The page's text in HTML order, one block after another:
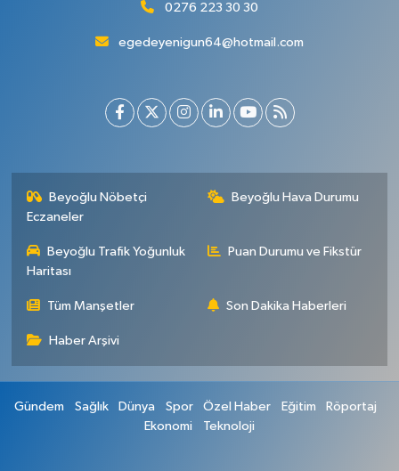
0276 223 30 30
egedeyenigun64@hotmail.com
Beyoğlu Nöbetçi
Eczaneler
Beyoğlu Hava Durumu
Beyoğlu Trafik Yoğunluk
Haritası
Puan Durumu ve Fikstür
Tüm Manşetler Son Dakika Haberleri
Haber Arşivi
Gündem Sağlık Dünya Spor Özel Haber Eğitim
Röportaj
Ekonomi
Teknoloji